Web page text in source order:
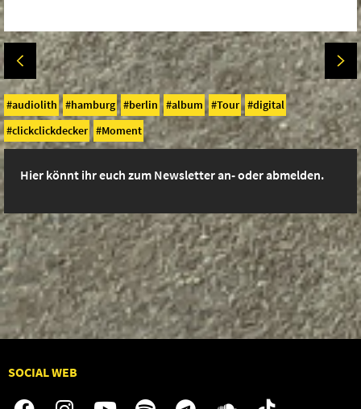
audiolith hamburg berlin album Tour
digital
clickclickdecker
Moment
Hier könnt ihr euch zum Newsletter an- oder abmelden.
SOCIAL WEB